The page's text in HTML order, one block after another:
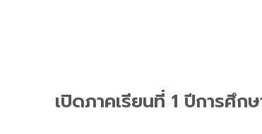
เปิดภาคเรียนที่ 1 ปีการศึ